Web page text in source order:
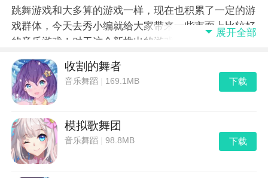
跳舞游戏和大多算的游戏一样，现在也积累了一定的游
戏群体，今天去秀小编就给大家带来一些市面上比较好
的音乐游戏！对于这个新推出的游戏类型来说，和传统
游戏不同，这类游戏主要以音乐为主，玩家可以随着音
乐的节拍来进行游戏，对于游戏玩家可能说比较困难，
但是同样的玩家可以循序渐进，有易而难，渐渐的也能
掌握游戏的规律，成为手速达人。
展开全部
收割的舞者
音乐舞蹈 169.1MB 下载
模拟歌舞团
音乐舞蹈 |98.8MB 下载